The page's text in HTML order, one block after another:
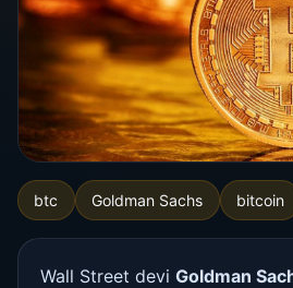
btc Goldman Sachs bitcoin
Wall Street devi Goldman